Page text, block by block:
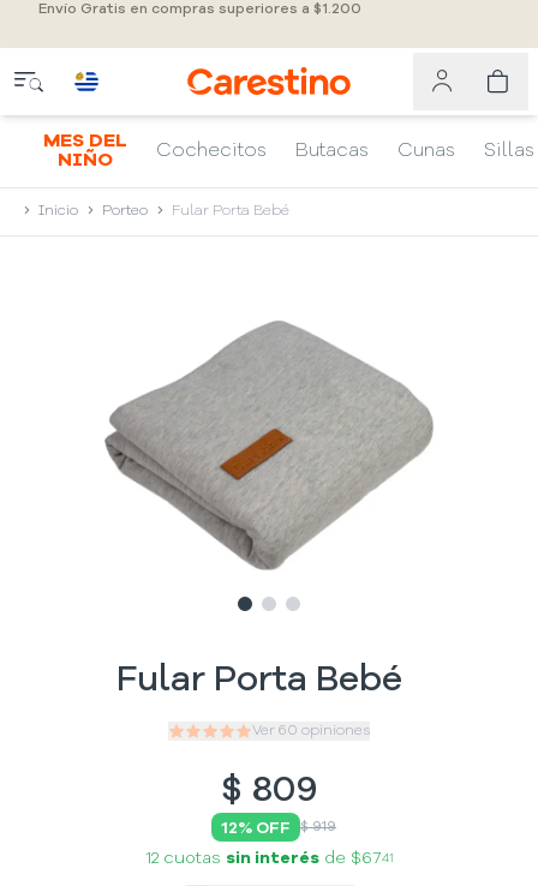
Envío Gratis en compras superiores a $1.200
MES DEL
NIÑO
Cochecitos Butacas Cunas Sillas
Inicio Porteo Fular Porta Bebé
Slide1
SlideSlide
Fular Porta Bebé
Ver 60 opiniones
$ 809
12% OFF $ 919
12 cuotas sin interésde $6741